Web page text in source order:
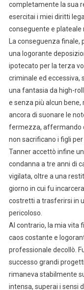
completamente la sua
esercitai i miei diritti
conseguente e plateale
La conseguenza
una logorante
ipotecato per la terza
criminale ed
una fantasia da high-
e senza più alcun
ancora di suonare le
fermezza, affermando
non sacrificano i figli
Tanner accettò infine
condanna a tre anni di
vigilata, oltre a una
giorno in cui fu
costretti a trasferirsi in
pericoloso.
Al contrario, la mia vita
caos costante e
professionale decollò.
successo grandi
rimaneva stabilmente
intensa, superai i sensi